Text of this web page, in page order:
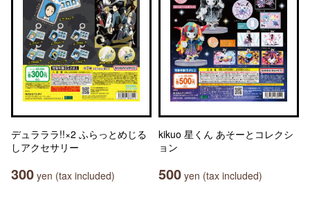
デュラララ!!×2 ふらっとめじる
しアクセサリー
300 yen (tax included)
kikuo 星くん あそーとコレクシ
ョン
500 yen (tax included)